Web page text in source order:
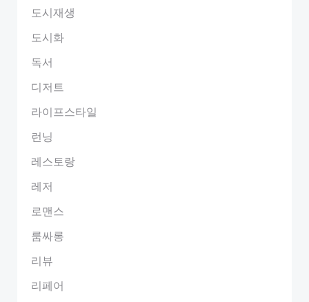
도시재생
도시화
독서
디저트
라이프스타일
런닝
레스토랑
레저
로맨스
룸싸롱
리뷰
리페어